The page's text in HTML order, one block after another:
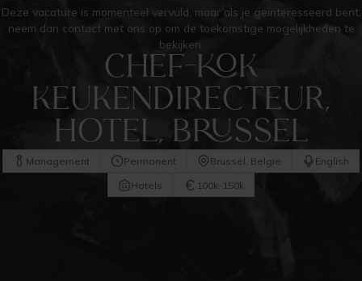
Deze vacature is momenteel vervuld, maar als je geïnteresseerd bent,
neem dan contact met ons op om de toekomstige mogelijkheden te
bekijken.
Chef-kok
keukendirecteur,
Hotel, Brussel
Management Permanent Brussel, België
English
Hotels
100k-150k